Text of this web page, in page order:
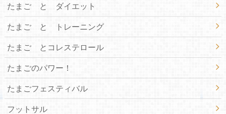
たまご と ダイエット
たまご と トレーニング
たまご とコレステロール
たまごのパワー！
たまごフェスティバル
フットサル